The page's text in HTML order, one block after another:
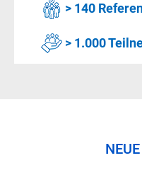
> 140
> 1.000